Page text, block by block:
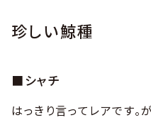
珍しい鯨種
■シャチ
はっきり言ってレアです